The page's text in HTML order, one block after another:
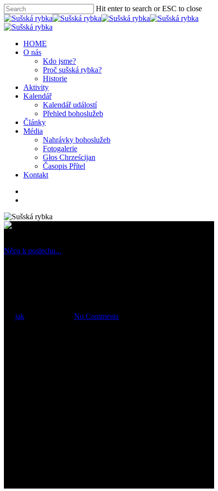
Hit enter to search or ESC to close
HOME
O nás
Kdo jsme?
Proč sušská rybka?
Historie
Aktivity
Kalendář
Kalendář událostí
Přehled bohoslužeb
Články
Média
Nahrávky bohoslužeb
Fotogalerie
Głos Chrześcijan
Časopis Přítel
Kontakt
Něco k poslechu...
jak No Comments